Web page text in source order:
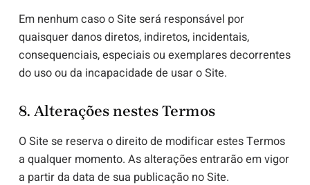
Em nenhum caso o Site será responsável por
quaisquer danos diretos, indiretos, incidentais,
consequenciais, especiais ou exemplares decorrentes
do uso ou da incapacidade de usar o Site.
8. Alterações nestes Termos
O Site se reserva o direito de modificar estes Termos
a qualquer momento. As alterações entrarão em vigor
a partir da data de sua publicação no Site.